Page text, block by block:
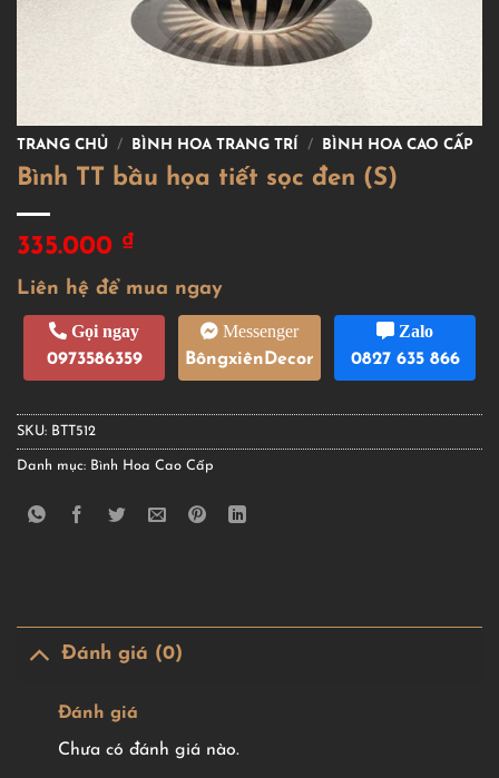
TRANG CHỦ / BÌNH HOA TRANG TRÍ / BÌNH HOA CAO CẤP
Bình TT bầu họa tiết sọc đen (S)
335.000 ₫
Liên hệ để mua ngay
Gọi ngay
0973586359
Messenger
BôngxiênDecor
Zalo
0827 635 866
SKU: BTT512
Danh mục: Bình Hoa Cao Cấp
Đánh giá (0)
Đánh giá
Chưa có đánh giá nào.